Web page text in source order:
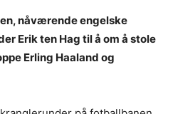
nåværende engelske
Erik ten Hag til å om å stole
Erling Haaland og